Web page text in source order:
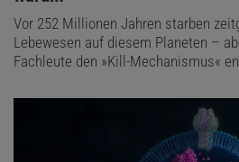
Vor 252 Millionen Jahren starben
Lebewesen auf diesem Planeten –
Fachleute den »Kill-Mechanismus«